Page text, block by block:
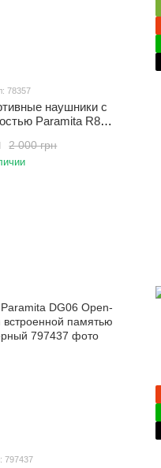
78357
наушники с
Paramita R8
2 000 грн
797437